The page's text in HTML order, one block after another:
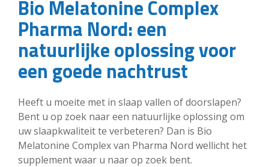
Bio Melatonine Complex
Pharma Nord: een
natuurlijke oplossing voor
een goede nachtrust
Heeft u moeite met in slaap vallen of doorslapen?
Bent u op zoek naar een natuurlijke oplossing om
uw slaapkwaliteit te verbeteren? Dan is Bio
Melatonine Complex van Pharma Nord wellicht het
supplement waar u naar op zoek bent.